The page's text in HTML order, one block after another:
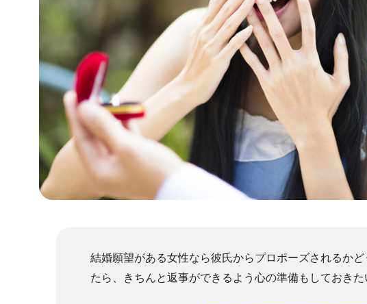
結婚願望がある女性なら彼氏からプロポーズされるか
たら、きちんと返事ができるよう心の準備もしておきた